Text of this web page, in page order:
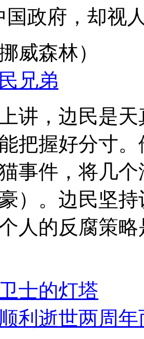
国政府，却视
威森林）
兄弟
讲，边民是
把握好分寸
事件，将几
）。边民坚
人的反腐策
士的灯塔
逝世两周年